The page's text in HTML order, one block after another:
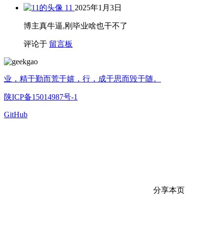
11 2025年1月3日
博主真牛逼,刚毕业啥也干不了
评论于 留言板
业，精于勤而荒于嬉，行，成于思而毁于随。
陕ICP备15014987号-1
GitHub
分享本页